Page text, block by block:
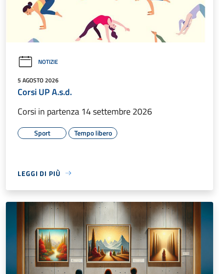
NOTIZIE
5 AGOSTO 2026
Corsi UP A.s.d.
Corsi in partenza 14 settembre 2026
Sport Tempo libero
LEGGI DI PIÙ